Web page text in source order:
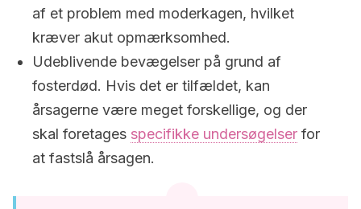
af et problem med moderkagen, hvilket
kræver akut opmærksomhed.
Udeblivende bevægelser på grund af
fosterdød. Hvis det er tilfældet, kan
årsagerne være meget forskellige, og der
skal foretages specifikke undersøgelser for
at fastslå årsagen.